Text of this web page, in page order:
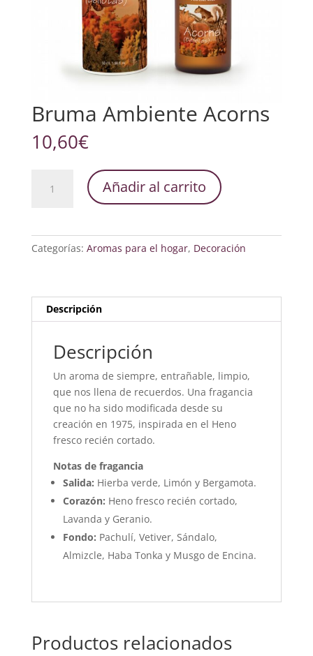
Bruma Ambiente Acorns
10,60€
Ambiente
Añadir al carrito
Categorías: Aromas para el hogar, Decoración
Descripción
Descripción
Un aroma de siempre, entrañable, limpio,
que nos llena de recuerdos. Una fragancia
que no ha sido modificada desde su
creación en 1975, inspirada en el Heno
fresco recién cortado.
Notas de fragancia
Salida: Hierba verde, Limón y Bergamota.
Corazón: Heno fresco recién cortado,
Lavanda y Geranio.
Fondo: Pachulí, Vetiver, Sándalo,
Almizcle, Haba Tonka y Musgo de Encina.
Productos relacionados